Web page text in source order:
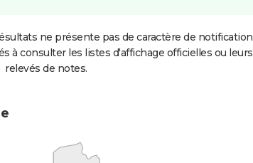
ne présente pas de caractère de notification
à consulter les listes d'affichage officielles ou leurs
relevés de notes.